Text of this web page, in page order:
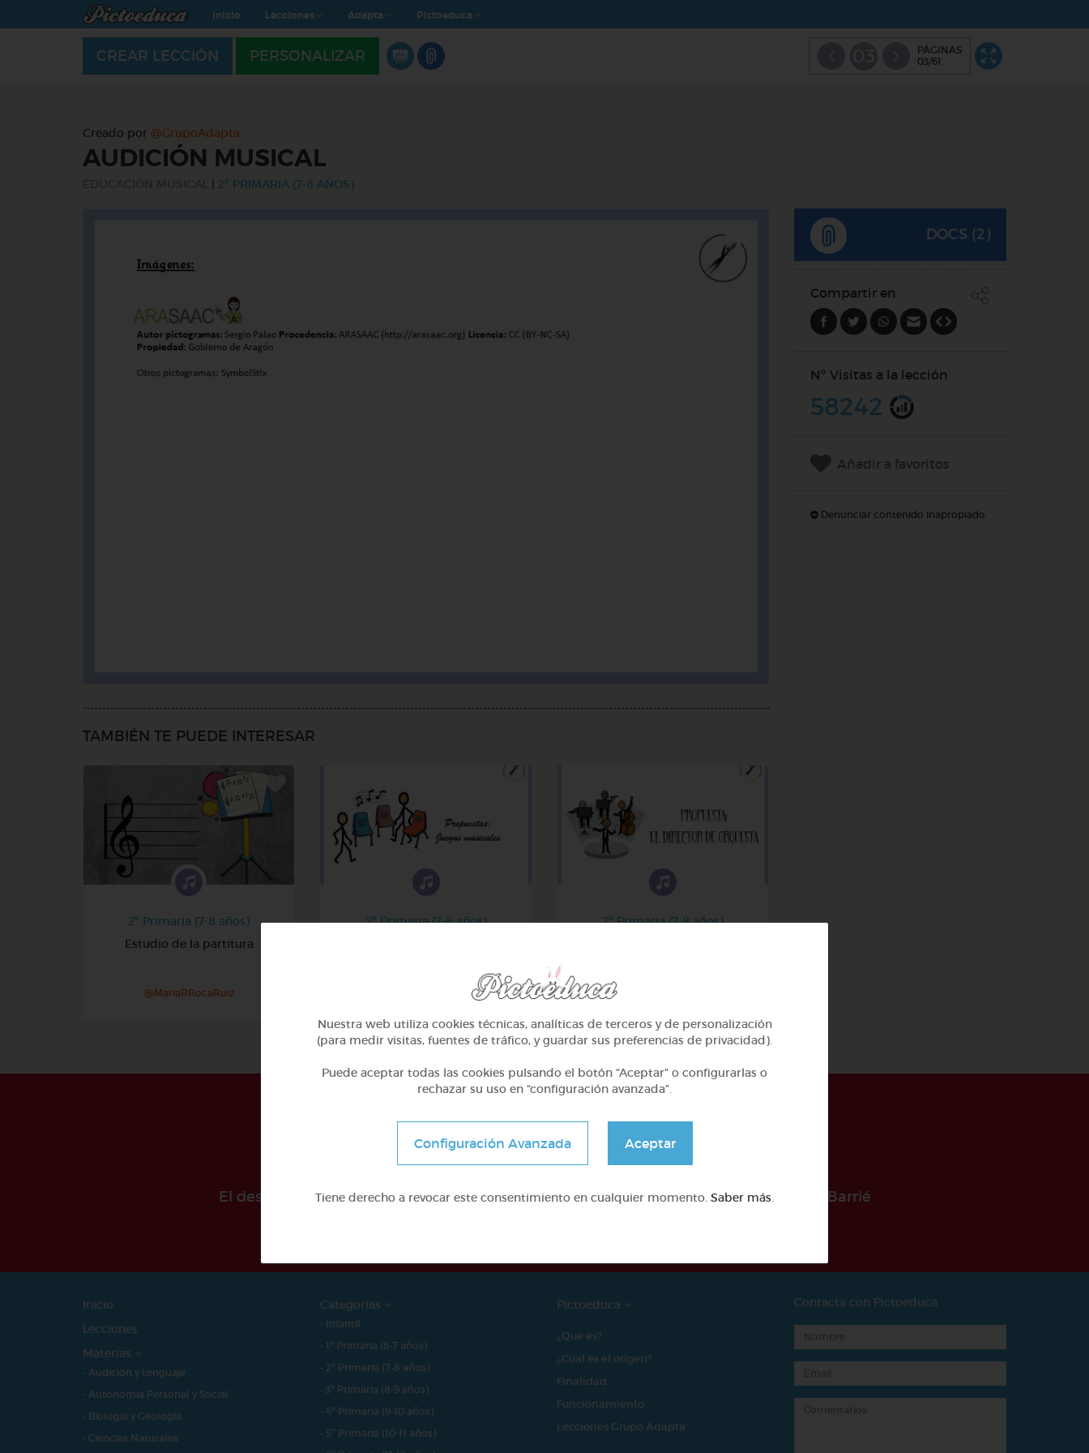
Inicio Lecciones Adapta Pictoeduca
CREAR LECCIÓN PERSONALIZAR
PÁGINAS
03/61
Creado por @GrupoAdapta
AUDICIÓN MUSICAL
2º PRIMARIA (7-8 AÑOS)
TAMBIÉN TE PUEDE INTERESAR
2º Primaria (7-8 años)
Estudio de la partitura
@MariaRRocaRuiz
2º Primaria (7-8 años)
2º Primaria (7-8 años)
DOCS (2)
Compartir en
Nº Visitas a la lección
58242
Añadir a favoritos
Denunciar contenido inapropiado
El desarollo de este proyecto ha sido posible gracias al mecenazgo de la Fundación Barrié
Inicio
Lecciones
Materias
- Audición y Lenguaje
- Autonomía Personal y Social
- Biología y Geología
- Ciencias Naturales
Categorías
- Infantil
- 1º Primaria (6-7 años)
- 2º Primaria (7-8 años)
- 3º Primaria (8-9 años)
- 4º Primaria (9-10 años)
- 5º Primaria (10-11 años)
Pictoeduca
¿Qué es?
¿Cúal es el origen?
Finalidad
Funcionamiento
Lecciones Grupo Adapta
Contacta con Pictoeduca
Nuestra web utiliza cookies técnicas, analíticas de terceros y de personalización
(para medir visitas, fuentes de tráfico, y guardar sus preferencias de privacidad).
Puede aceptar todas las cookies pulsando el botón “Aceptar” o configurarlas o
rechazar su uso en “configuración avanzada”.
Configuración Avanzada Aceptar
Tiene derecho a revocar este consentimiento en cualquier momento. Saber más.